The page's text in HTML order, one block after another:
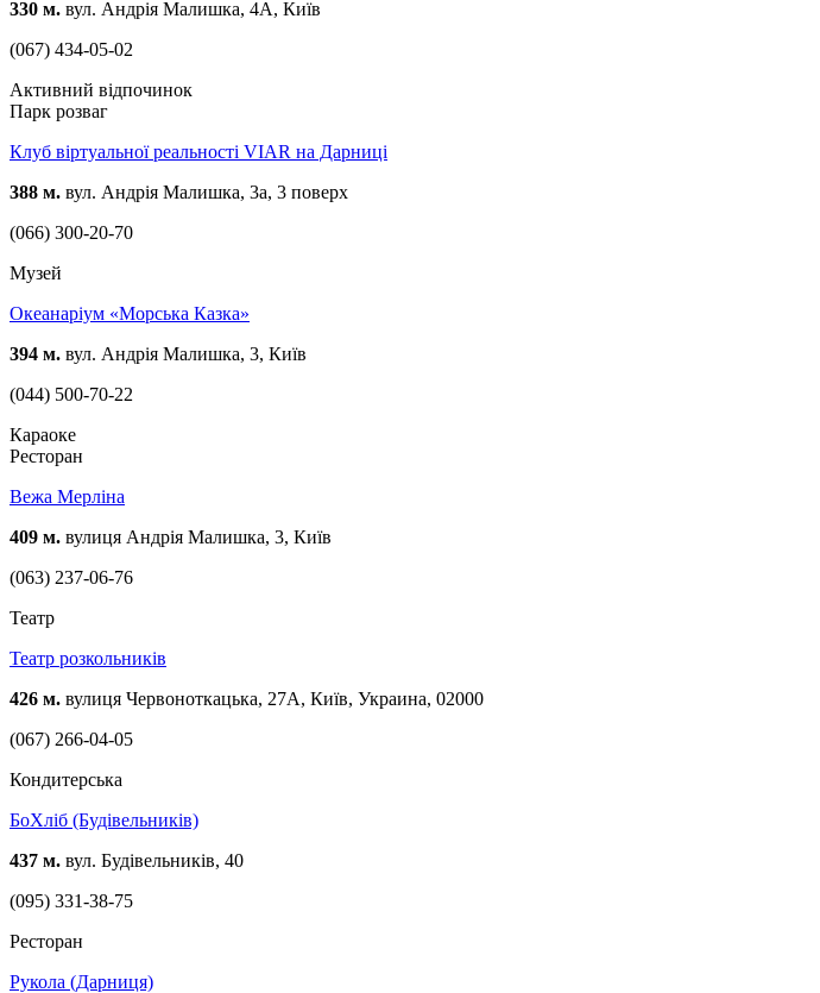
330 м. вул. Андрія Малишка, 4А, Київ
(067) 434-05-02
Активний відпочинок
Парк розваг
Клуб віртуальної реальності VIAR на Дарниці
388 м. вул. Андрія Малишка, 3а, 3 поверх
(066) 300-20-70
Музей
Океанаріум «Морська Казка»
394 м. вул. Андрія Малишка, 3, Київ
(044) 500-70-22
Караоке
Ресторан
Вежа Мерліна
409 м. вулиця Андрія Малишка, 3, Київ
(063) 237-06-76
Театр
Театр розкольників
426 м. вулиця Червоноткацька, 27А, Київ, Украина, 02000
(067) 266-04-05
Кондитерська
БоХліб (Будівельників)
437 м. вул. Будівельників, 40
(095) 331-38-75
Ресторан
Рукола (Дарниця)